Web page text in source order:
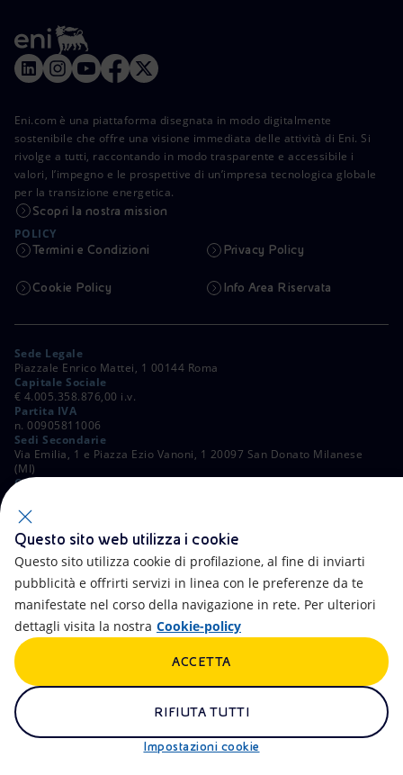
Eni.com è una piattaforma disegnata in modo digitalmente
sostenibile che offre una visione immediata delle attività di Eni. Si
rivolge a tutti, raccontando in modo trasparente e accessibile i
valori, l’impegno e le prospettive di un’impresa tecnologica globale
per la transizione energetica.
Scopri la nostra mission
POLICY
Termini e Condizioni Privacy Policy
Cookie Policy Info Area Riservata
Sede Legale
Piazzale Enrico Mattei, 1 00144 Roma
Capitale Sociale
€ 4.005.358.876,00 i.v.
Partita IVA
n. 00905811006
Sedi Secondarie
Via Emilia, 1 e Piazza Ezio Vanoni, 1 20097 San Donato Milanese
(MI)
C. Fiscale e Registro Imprese di Roma
ALTRI LINK
Accessibilità Calendario
Newsletter Intelligenza artificiale
Truffe e Phishing
Remit Alluvioni
Questo sito web utilizza i cookie
Questo sito utilizza cookie di profilazione, al fine di inviarti
pubblicità e offrirti servizi in linea con le preferenze da te
manifestate nel corso della navigazione in rete. Per ulteriori
dettagli visita la nostra Cookie-policy
Impostazioni cookie
RIFIUTA TUTTI
ACCETTA